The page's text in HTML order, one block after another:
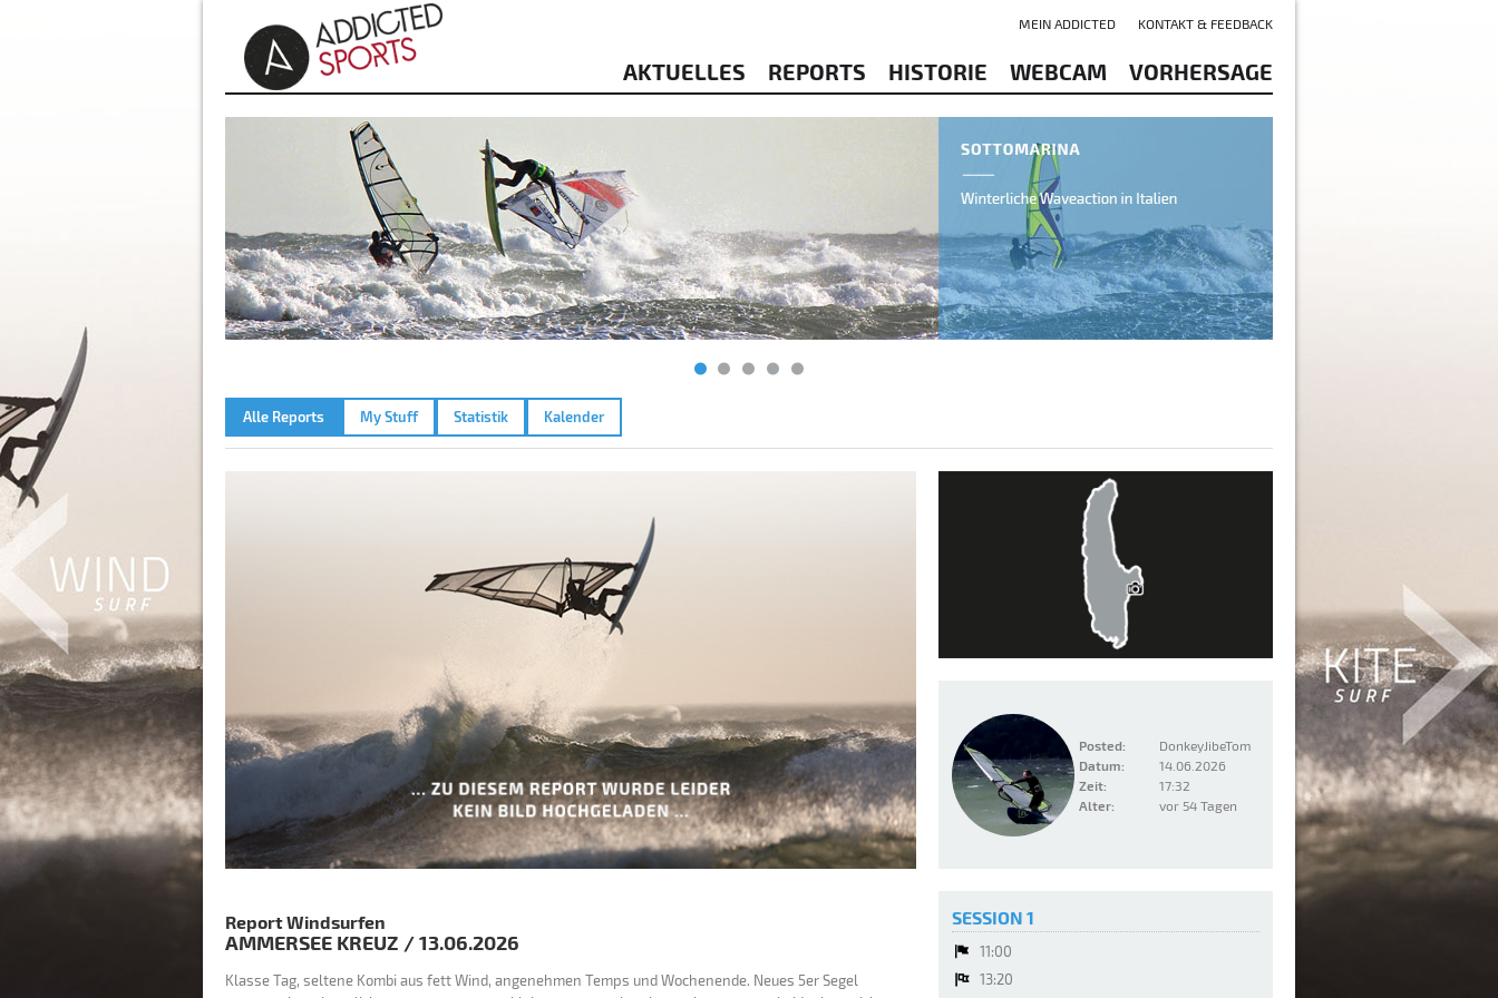
AKTUELLES REPORTS HISTORIE WEBCAM VORHERSAGE
MEIN ADDICTED KONTAKT & FEEDBACK
Alle Reports My Stuff Statistik Kalender
Posted:
DonkeyJibeTom
Datum:
14.06.2026
Zeit:
17:32
Alter:
vor 54 Tagen
Report Windsurfen
AMMERSEE KREUZ /13.06.2026
Klasse Tag, seltene Kombi aus fett Wind, angenehmen Temps und Wochenende. Neues 5er Segel
SESSION 1
11:00
13:20